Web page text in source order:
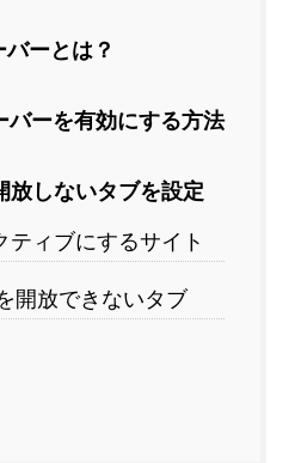
バーとは？
バーを有効にする方法
放しないタブを設定
ティブにするサイト
開放できないタブ